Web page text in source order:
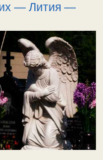
— Лития —